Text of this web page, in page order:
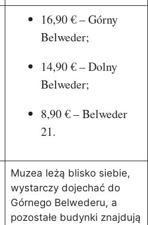
16,90 € – Górny
Belweder;
14,90 € – Dolny
Belweder;
8,90 € – Belweder
21.
Muzea leżą blisko siebie,
wystarczy dojechać do
Górnego Belwederu, a
pozostałe budynki znajdują